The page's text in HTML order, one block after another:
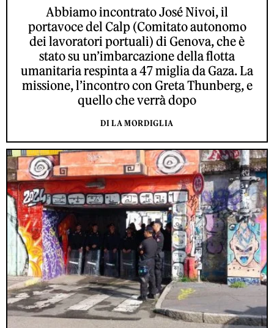
Abbiamo incontrato José Nivoi, il
portavoce del Calp (Comitato autonomo
dei lavoratori portuali) di Genova, che è
stato su un’imbarcazione della flotta
umanitaria respinta a 47 miglia da Gaza. La
missione, l’incontro con Greta Thunberg, e
quello che verrà dopo
DI LA MORDIGLIA